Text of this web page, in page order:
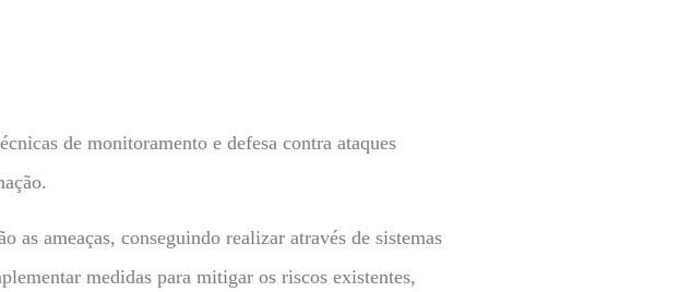
de monitoramento e defesa contra ataques
as ameaças, conseguindo realizar através de sistemas
medidas para mitigar os riscos existentes,